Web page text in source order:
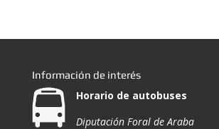
Información de interés
Horario de autobuses
Diputación Foral de Araba